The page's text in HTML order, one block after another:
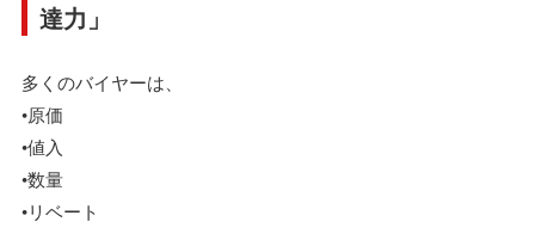
達力」
多くのバイヤーは、
•原価
•値入
•数量
•リベート